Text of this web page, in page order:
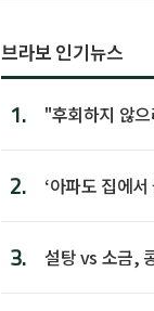
브라보 인기뉴스
1.
"후회하지 않
2.
‘아파도 집에
3. 설탕 vs 소금,